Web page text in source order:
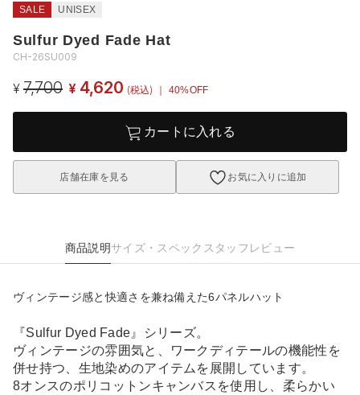
SALE UNISEX
Sulfur Dyed Fade Hat
CH-26SU009
¥ 7,700 ¥ 4,620 (税込) ｜ 40%OFF
カートに入れる
店舗在庫を見る お気に入りに追加
商品説明サイズ・スペック スタッフレビュー
ヴィンテージ感と快適さを兼ね備えた6パネルハット
『Sulfur Dyed Fade』シリーズ。
ヴィンテージの雰囲気と、ワークディテールの機能性を
併せ持つ、生地染めのアイテムを展開しています。
8オンスのポリコットンキャンバスを使用し、柔らかい